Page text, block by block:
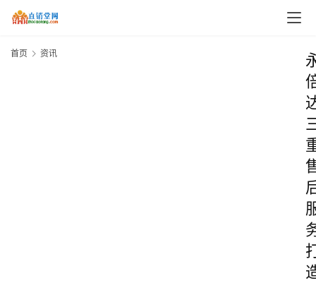
首页 资讯